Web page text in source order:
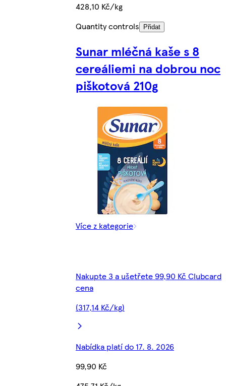
428,10 Kč/kg
Quantity controls
Přidat
Sunar mléčná kaše s 8
cereáliemi na dobrou noc
piškotová 210g
Více z kategorie
Nakupte 3 a ušetřete 99,90 Kč Clubcard
cena
(317,14 Kč/kg)
Nabídka platí do 17. 8. 2026
99,90 Kč